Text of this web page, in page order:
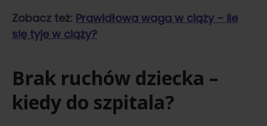
Zobacz też: Prawidłowa waga w ciąży – ile
się tyje w ciąży?
Brak ruchów dziecka –
kiedy do szpitala?